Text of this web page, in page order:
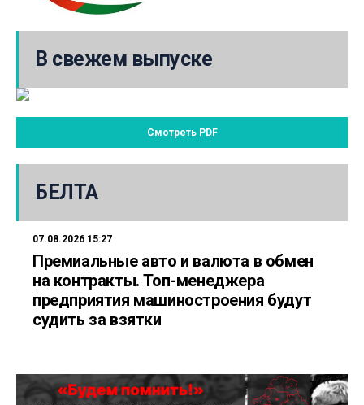
В свежем выпуске
Смотреть PDF
БЕЛТА
07.08.2026 15:27
Премиальные авто и валюта в обмен
на контракты. Топ-менеджера
предприятия машиностроения будут
судить за взятки